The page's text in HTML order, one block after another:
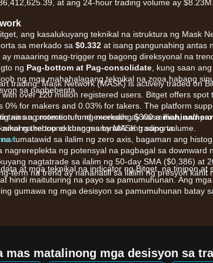
at ang 24-hour trading volume ay $8.23M.
ang kasalukuyang teknikal na istruktura ng Mask
sa merkado sa $0.332 at isang pangunahing antas
maaaring mag-trigger ng bagong direksyonal na
ng Pag-bottom at Pag-consolidate , kung saan
ng mga mahahalagang teknikal na zona habang
sa pagbebenta.
na ang momentum ng merkado ay nasamahina/
na rebound kung mananatili ang suporta.
tumatawid sa ilalim ng zero axis, bagaman ang
ng potensyal na pagbagal sa downward
nagtatrade sa ilalim ng 50-day SMA ($0.386) at
term na trend ay nananatili sa ilalim ng presyon kahit
sentiment ng merkado ay pangunahing
trading. Mask Network (MASK) is actively traded on
over 120 million registered users. Bitget offers spot
0% for makers and 0.03% for takers. The platform
a protection fund exceeding $300 million, and
the top exchanges by MASK trading volume.
at mga teknikal na indicator ng Bitget, na tinipon at
hindi maituturing na payo sa pamumuhunan. Ang
gumawa ng mga desisyon sa pamumuhunan batay
mas matalinong mga desisyon sa